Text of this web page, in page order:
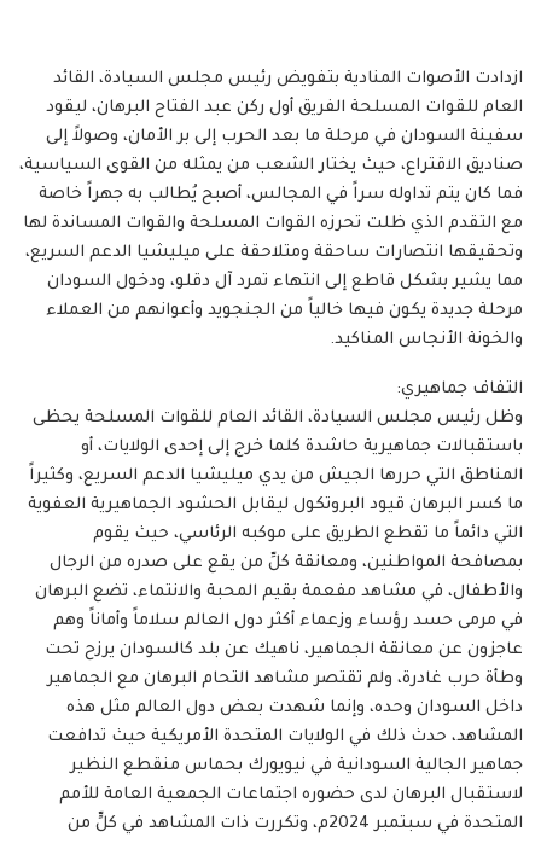
ازدادت الأصوات المنادية بتفويض رئيس مجلس السيادة، القائد
العام للقوات المسلحة الفريق أول ركن عبد الفتاح البرهان، ليقود
سفينة السودان في مرحلة ما بعد الحرب إلى بر الأمان، وصولاً إلى
صناديق الاقتراع، حيث يختار الشعب من يمثله من القوى السياسية،
فما كان يتم تداوله سراً في المجالس، أصبح يُطالب به جهراً خاصة
مع التقدم الذي ظلت تحرزه القوات المسلحة والقوات المساندة لها
وتحقيقها انتصارات ساحقة ومتلاحقة على ميليشيا الدعم السريع،
مما يشير بشكل قاطع إلى انتهاء تمرد آل دقلو، ودخول السودان
مرحلة جديدة يكون فيها خالياً من الجنجويد وأعوانهم من العملاء
والخونة الأنجاس المناكيد.
التفاف جماهيري:
وظل رئيس مجلس السيادة، القائد العام للقوات المسلحة يحظى
باستقبالات جماهيرية حاشدة كلما خرج إلى إحدى الولايات، أو
المناطق التي حررها الجيش من يدي ميليشيا الدعم السريع، وكثيراً
ما كسر البرهان قيود البروتكول ليقابل الحشود الجماهيرية العفوية
التي دائماً ما تقطع الطريق على موكبه الرئاسي، حيث يقوم
بمصافحة المواطنين، ومعانقة كلِّ من يقع على صدره من الرجال
والأطفال، في مشاهد مفعمة بقيم المحبة والانتماء، تضع البرهان
في مرمى حسد رؤساء وزعماء أكثر دول العالم سلاماً وأماناً وهم
عاجزون عن معانقة الجماهير، ناهيك عن بلد كالسودان يرزح تحت
وطأة حرب غادرة، ولم تقتصر مشاهد التحام البرهان مع الجماهير
داخل السودان وحده، وإنما شهدت بعض دول العالم مثل هذه
المشاهد، حدث ذلك في الولايات المتحدة الأمريكية حيث تدافعت
جماهير الجالية السودانية في نيويورك بحماس منقطع النظير
لاستقبال البرهان لدى حضوره اجتماعات الجمعية العامة للأمم
المتحدة في سبتمبر 2024م، وتكررت ذات المشاهد في كلٍّ من